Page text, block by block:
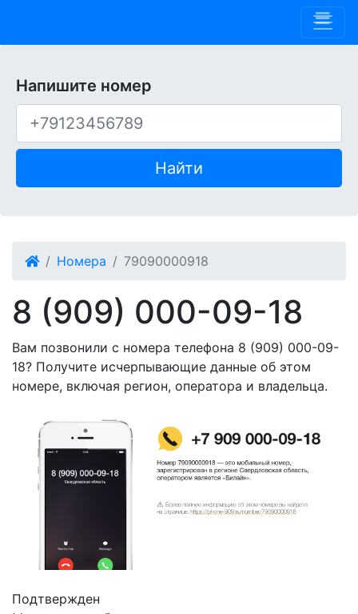
Напишите номер
Найти
Номера 79090000918
8 (909) 000-09-18
Вам позвонили с номера телефона 8 (909) 000-09-
18? Получите исчерпывающие данные об этом
номере, включая регион, оператора и владельца.
Подтвержден